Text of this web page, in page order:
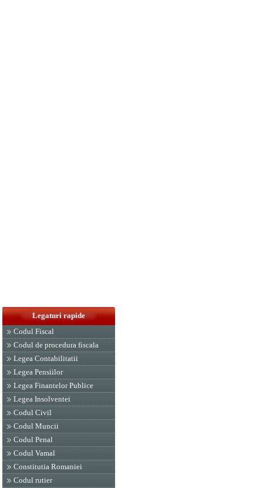
Legaturi rapide
Codul Fiscal
Codul de procedura fiscala
Legea Contabilitatii
Legea Pensiilor
Legea Finantelor Publice
Legea Insolventei
Codul Civil
Codul Muncii
Codul Penal
Codul Vamal
Constitutia Romaniei
Codul rutier